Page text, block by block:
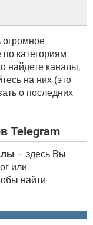
огромное
категориям
найдете каналы,
на них (это
о последних
Telegram
– здесь Вы
или
найти